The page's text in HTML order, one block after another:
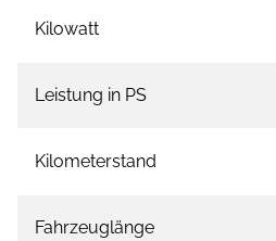
Kilowatt
Leistung in PS
Kilometerstand
Fahrzeuglänge